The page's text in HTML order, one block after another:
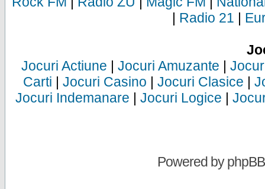
| Radio 21 |
Jocuri Actiune | Jocuri Amuzante |
Carti | Jocuri Casino | Jocuri Clasice |
Jocuri Indemanare | Jocuri Logice |
Powered byphpBB